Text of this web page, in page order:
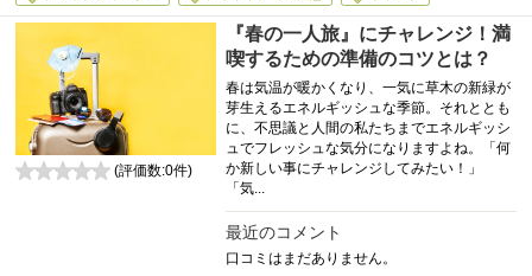
『春の一人旅』にチャレンジ！満
喫するための準備のコツとは？
春は気温が暖かくなり、一気に草木の新緑が
芽生えるエネルギッシュな季節。それととも
に、不思議と人間の私たちまでエネルギッシ
ュでフレッシュな気分になりますよね。「何
か新しい事にチャレンジしてみたい！」
「気...
最近のコメント
口コミはまだありません。
(評価数:0件)